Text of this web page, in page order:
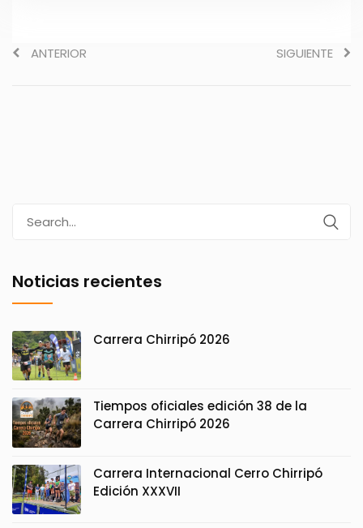
ANTERIOR SIGUIENTE
Noticias recientes
Carrera Chirripó 2026
Tiempos oficiales edición 38 de la
Carrera Chirripó 2026
Carrera Internacional Cerro Chirripó
Edición XXXVII